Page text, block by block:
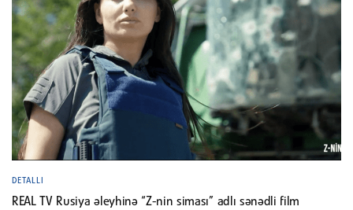
DETALLI
REAL TV Rusiya əleyhinə “Z-nin siması” adlı sənədli film